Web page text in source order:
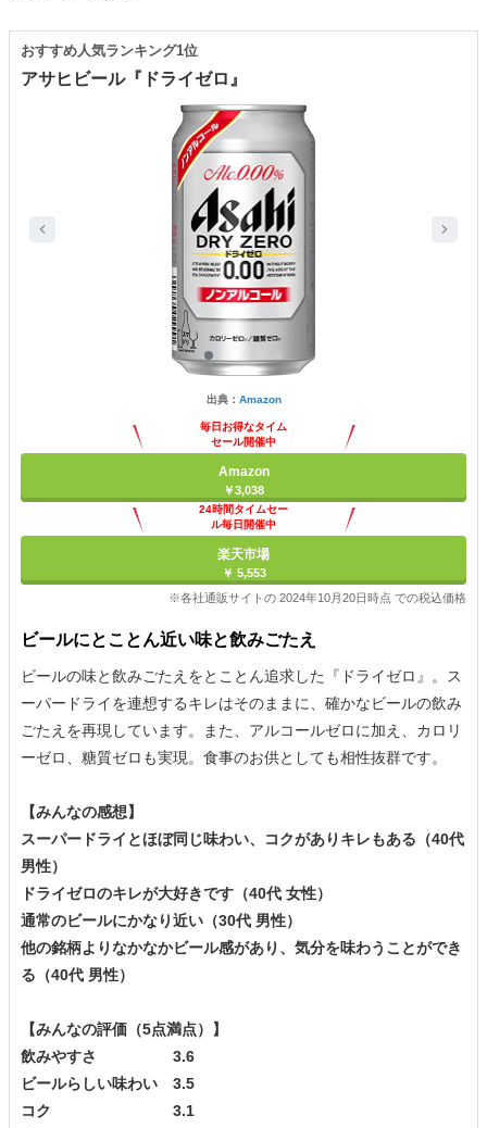
アサヒビール『ドライゼロ』
おすすめ人気ランキング1位
出典： Amazon
毎日お得なタイム
セール開催中
Amazon
￥3,038
24時間タイムセー
ル毎日開催中
楽天市場
￥ 5,553
※各社通販サイトの 2024年10月20日時点 での税込価格
ビールにとことん近い味と飲みごたえ
ビールの味と飲みごたえをとことん追求した『ドライゼロ』。ス
ーパードライを連想するキレはそのままに、確かなビールの飲み
ごたえを再現しています。また、アルコールゼロに加え、カロリ
ーゼロ、糖質ゼロも実現。食事のお供としても相性抜群です。
【みんなの感想】
スーパードライとほぼ同じ味わい、コクがありキレもある（40代
男性）
ドライゼロのキレが大好きです（40代 女性）
通常のビールにかなり近い（30代 男性）
他の銘柄よりなかなかビール感があり、気分を味わうことができ
る（40代 男性）
【みんなの評価（5点満点）】
飲みやすさ 3.6
ビールらしい味わい 3.5
コク 3.1